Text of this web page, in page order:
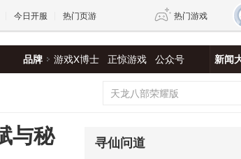
今日开服 热门页游 热门游戏
品牌 游戏X博士 正惊游戏 公众号 新闻
与秘
寻仙问道